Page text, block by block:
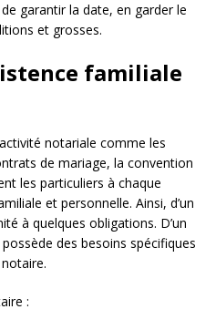
garantir la date, en garder le
et grosses.
familiale
notariale comme les
de mariage, la convention
les particuliers à chaque
et personnelle. Ainsi, d’un
à quelques obligations. D’un
des besoins spécifiques
: